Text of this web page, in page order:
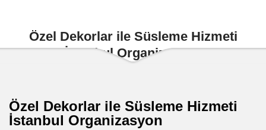
Özel Dekorlar ile Süsleme Hizmeti
İstanbul Organizasyon
Özel Dekorlar ile Süsleme Hizmeti
İstanbul Organizasyon